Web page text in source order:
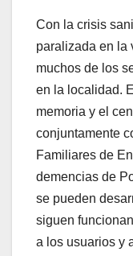
Con la crisis
paralizada en la
muchos de los
en la localidad.
memoria y el
conjuntamente
Familiares de
demencias de
se pueden
siguen
a los usuarios y